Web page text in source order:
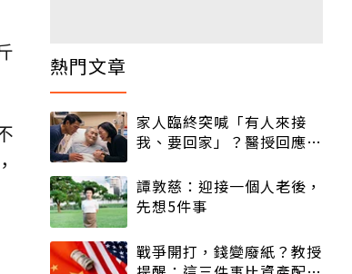
熱門文章
家人臨終突喊「有人來接
我、要回家」？醫授回應方
譚敦慈：迎接一個人老後，
先想5件事
戰爭開打，錢變廢紙？教授